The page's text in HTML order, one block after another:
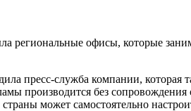
региональные офисы, которые
пресс-служба компании, которая
производится без
может самостоятельно